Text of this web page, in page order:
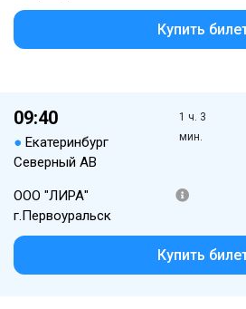
Купить
09:40
● Екатеринбург
Северный АВ
1 ч. 3
мин.
ООО "ЛИРА"
г.Первоуральск
Купить